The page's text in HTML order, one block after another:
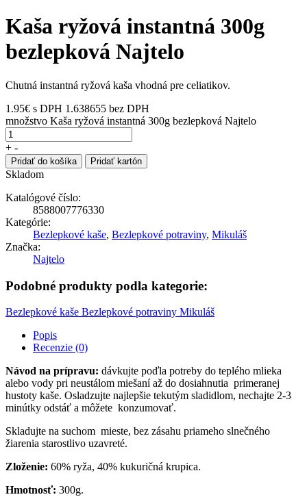
Kaša ryžová instantná 300g
bezlepková Najtelo
Chutná instantná ryžová kaša vhodná pre celiatikov.
1.95€ s DPH 1.638655 bez DPH
množstvo Kaša ryžová instantná 300g bezlepková Najtelo
+ -
Pridať do košíka Pridať kartón
Skladom
Katalógové číslo:
8588007776330
Kategórie:
Bezlepkové kaše, Bezlepkové potraviny, Mikuláš
Značka:
Najtelo
Podobné produkty podla kategorie:
Bezlepkové kaše Bezlepkové potraviny Mikuláš
Popis
Recenzie (0)
Návod na prípravu: dávkujte poďla potreby do teplého mlieka
alebo vody pri neustálom miešaní až do dosiahnutia primeranej
hustoty kaše. Osladzujte najlepšie tekutým sladidlom, nechajte 2-3
minútky odstáť a môžete konzumovať.
Skladujte na suchom mieste, bez zásahu priameho slnečného
žiarenia starostlivo uzavreté.
Zloženie: 60% ryža, 40% kukuričná krupica.
Hmotnosť: 300g.